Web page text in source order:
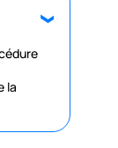
la